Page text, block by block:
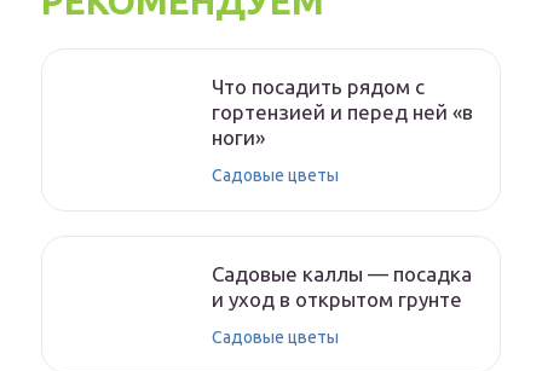
Что посадить рядом с
гортензией и перед ней «в
ноги»
Садовые цветы
Садовые каллы — посадка
и уход в открытом грунте
Садовые цветы